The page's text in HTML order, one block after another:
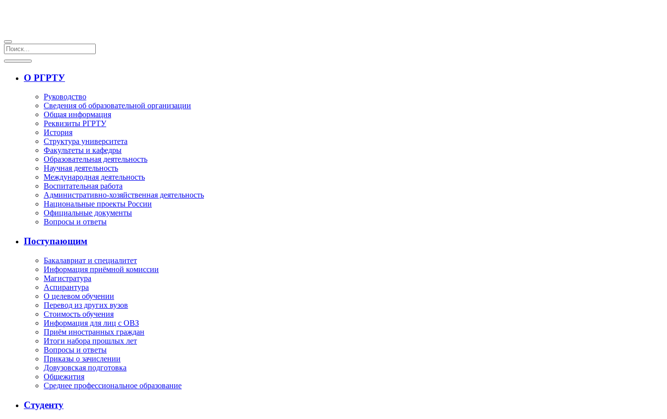
О РГРТУ
Руководство
Сведения об образовательной организации
Общая информация
Реквизиты РГРТУ
История
Структура университета
Факультеты и кафедры
Образовательная деятельность
Научная деятельность
Международная деятельность
Воспитательная работа
Административно-хозяйственная деятельность
Национальные проекты России
Официальные документы
Вопросы и ответы
Поступающим
Бакалавриат и специалитет
Информация приёмной комиссии
Магистратура
Аспирантура
О целевом обучении
Перевод из других вузов
Стоимость обучения
Информация для лиц с ОВЗ
Приём иностранных граждан
Итоги набора прошлых лет
Вопросы и ответы
Приказы о зачислении
Довузовская подготовка
Общежития
Среднее профессиональное образование
Студенту